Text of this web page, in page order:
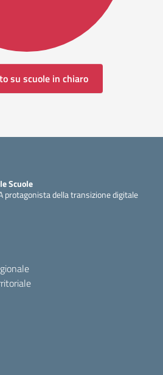
su scuole in chiaro
Scuole
protagonista della transizione digitale